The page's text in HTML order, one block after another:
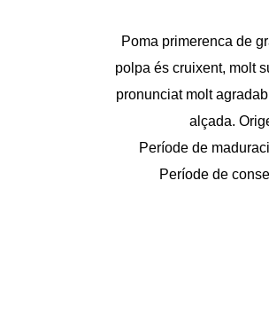
Poma primerenca de
polpa és cruixent, molt
pronunciat molt
alçada.
Període de
Període de